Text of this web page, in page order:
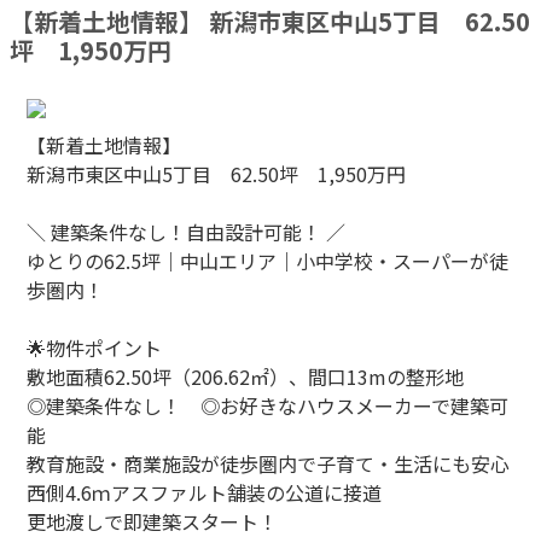
【新着土地情報】 新潟市東区中山5丁目 62.50
坪 1,950万円
【新着土地情報】
新潟市東区中山5丁目 62.50坪 1,950万円
＼ 建築条件なし！自由設計可能！ ／
ゆとりの62.5坪｜中山エリア｜小中学校・スーパーが徒
歩圏内！
🌟物件ポイント
敷地面積62.50坪（206.62㎡）、間口13mの整形地
◎建築条件なし！ ◎お好きなハウスメーカーで建築可
能
教育施設・商業施設が徒歩圏内で子育て・生活にも安心
西側4.6ｍアスファルト舗装の公道に接道
更地渡しで即建築スタート！